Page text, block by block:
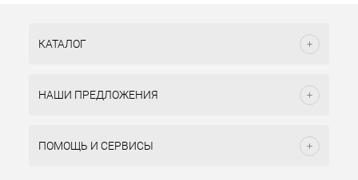
КАТАЛОГ
НАШИ ПРЕДЛОЖЕНИЯ
ПОМОЩЬ И СЕРВИСЫ